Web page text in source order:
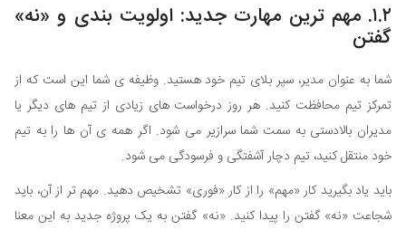
۱.۲. مهم ترین مهارت جدید: اولویت بندی و «نه»
گفتن
شما به عنوان مدیر، سپر بلای تیم خود هستید. وظیفه ی شما این است که از
تمرکز تیم محافظت کنید. هر روز درخواست های زیادی از تیم های دیگر یا
مدیران بالادستی به سمت شما سرازیر می شود. اگر همه ی آن ها را به تیم
خود منتقل کنید، تیم دچار آشفتگی و فرسودگی می شود.
باید یاد بگیرید کار «مهم» را از کار «فوری» تشخیص دهید. مهم تر از آن، باید
شجاعت «نه» گفتن را پیدا کنید. «نه» گفتن به یک پروژه جدید به این معنا